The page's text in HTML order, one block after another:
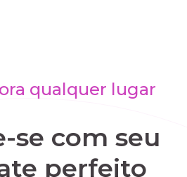
qualquer lugar
se com seu
perfeito